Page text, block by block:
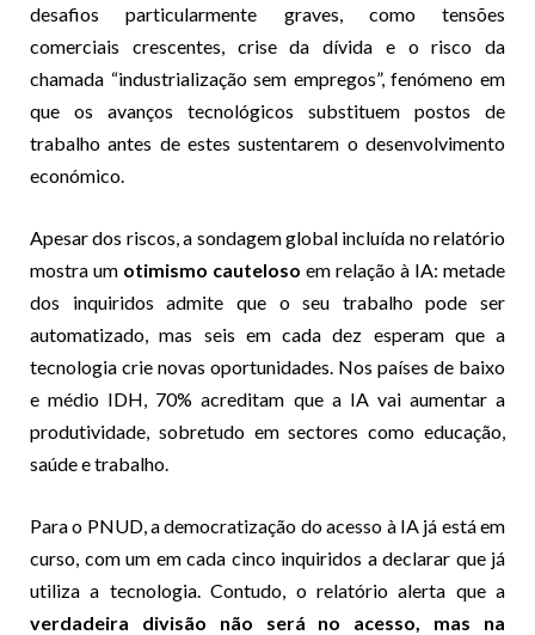
desafios particularmente graves, como tensões
comerciais crescentes, crise da dívida e o risco da
chamada “industrialização sem empregos”, fenómeno em
que os avanços tecnológicos substituem postos de
trabalho antes de estes sustentarem o desenvolvimento
económico.
Apesar dos riscos, a sondagem global incluída no relatório
mostra um otimismo cauteloso em relação à IA: metade
dos inquiridos admite que o seu trabalho pode ser
automatizado, mas seis em cada dez esperam que a
tecnologia crie novas oportunidades. Nos países de baixo
e médio IDH, 70% acreditam que a IA vai aumentar a
produtividade, sobretudo em sectores como educação,
saúde e trabalho.
Para o PNUD, a democratização do acesso à IA já está em
curso, com um em cada cinco inquiridos a declarar que já
utiliza a tecnologia. Contudo, o relatório alerta que a
verdadeira divisão não será no acesso, mas na